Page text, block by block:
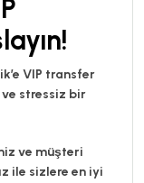
VIP transfer
stressiz bir
ve müşteri
ile sizlere en iyi